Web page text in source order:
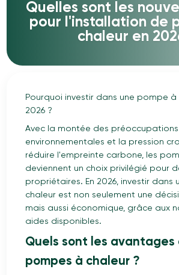
Quelles sont les
pour l'installation de
chaleur en
Pourquoi investir dans une pompe à
2026 ?
Avec la montée des préoccupations
environnementales et la pression
réduire l'empreinte carbone, les
deviennent un choix privilégié pour
propriétaires. En 2026, investir dans
chaleur est non seulement une
mais aussi économique, grâce aux
aides disponibles.
Quels sont les avantages
pompes à chaleur ?